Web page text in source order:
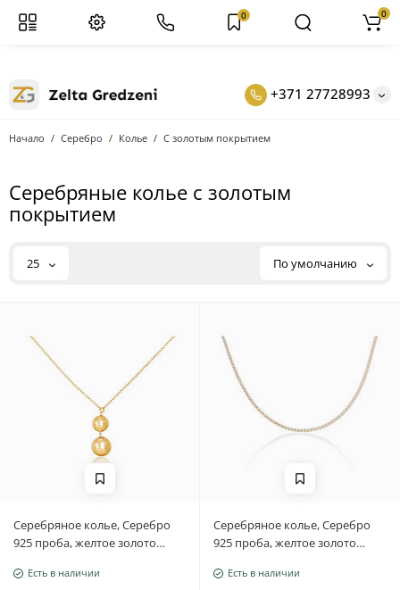
+371 27728993
0 0
Начало Серебро Колье С золотым покрытием
Серебряные колье с золотым
покрытием
25 По умолчанию
Серебряное колье, Серебро
925 проба, желтое золото
длинаЕсть в наличии
Серебряное колье, Серебро
925 проба, желтое золото
Регулируемая длина
Есть в наличии